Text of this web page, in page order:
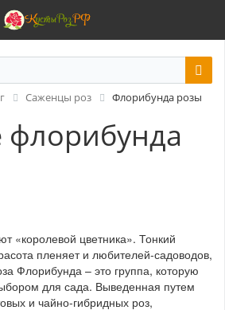
Саженцы роз Флорибунда розы
флорибунда
«королевой цветника». Тонкий
пленяет и любителей-садоводов,
Флорибунда – это группа, которую
для сада. Выведенная путем
и чайно-гибридных роз,